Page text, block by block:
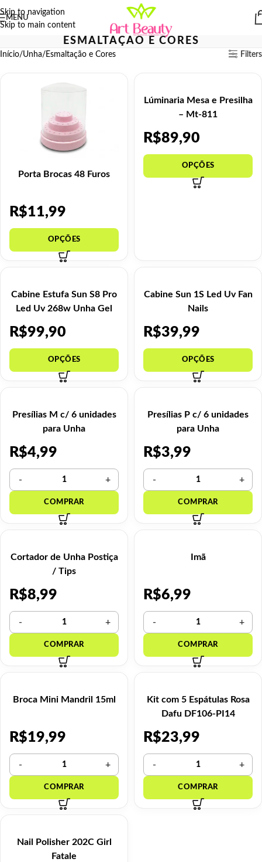
Skip to navigation
Skip to main content
MENU
ESMALTAÇÃO E CORES
Início Unha Esmaltação e Cores Filters
Porta Brocas 48 Furos
R$11,99
Lúminaria Mesa e Presilha
– Mt-811
R$89,90
Cabine Estufa Sun S8 Pro
Led Uv 268w Unha Gel
R$99,90
Cabine Sun 1S Led Uv Fan
Nails
R$39,99
Presílias M c/ 6 unidades
para Unha
R$4,99
Presílias P c/ 6 unidades
para Unha
R$3,99
Cortador de Unha Postiça
/ Tips
R$8,99
Imã
R$6,99
Broca Mini Mandril 15ml
R$19,99
Kit com 5 Espátulas Rosa
Dafu DF106-PI14
R$23,99
Nail Polisher 202C Girl
Fatale